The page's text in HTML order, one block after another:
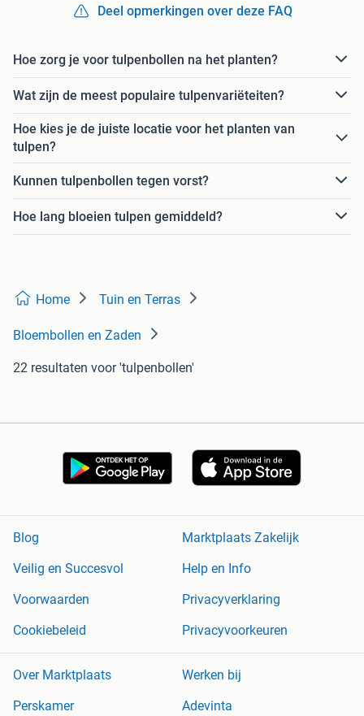
Deel opmerkingen over deze FAQ
Hoe zorg je voor tulpenbollen na het planten?
Wat zijn de meest populaire tulpenvariëteiten?
Hoe kies je de juiste locatie voor het planten van
tulpen?
Kunnen tulpenbollen tegen vorst?
Hoe lang bloeien tulpen gemiddeld?
Home Tuin en Terras
Bloembollen en Zaden
22 resultaten voor 'tulpenbollen'
Blog
Marktplaats Zakelijk
Veilig en Succesvol
Help en Info
Voorwaarden
Privacyverklaring
Cookiebeleid
Privacyvoorkeuren
Over Marktplaats
Werken bij
Perskamer
Adevinta